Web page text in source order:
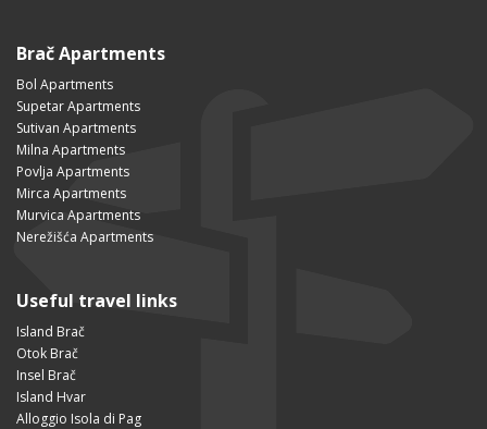
Brač Apartments
Bol Apartments
Supetar Apartments
Sutivan Apartments
Milna Apartments
Povlja Apartments
Mirca Apartments
Murvica Apartments
Nerežišća Apartments
Useful travel links
Island Brač
Otok Brač
Insel Brač
Island Hvar
Alloggio Isola di Pag